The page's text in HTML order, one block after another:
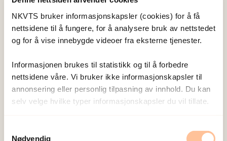
NKVTS bruker informasjonskapsler (cookies) for å få
nettsidene til å fungere, for å analysere bruk av nettstedet
og for å vise innebygde videoer fra eksterne tjenester.
Informasjonen brukes til statistikk og til å forbedre
nettsidene våre. Vi bruker ikke informasjonskapsler til
annonsering eller personlig tilpasning av innhold. Du kan
selv velge hvilke typer informasjonskapsler du vil tillate.
Nødvendig
inn i to epoker – før og etter.
Øverlien, Carolina
Forsker I